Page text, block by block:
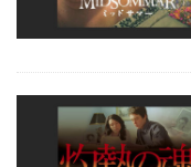
クレア・モーリ
クレイグ・ガレ
クレイグ・ピア